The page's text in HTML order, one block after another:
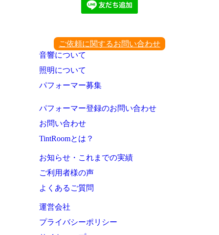
ご依頼に関するお問い合わせ
音響について
照明について
パフォーマー募集
パフォーマー登録のお問い合わせ
お問い合わせ
TintRoomとは？
お知らせ・これまでの実績
ご利用者様の声
よくあるご質問
運営会社
プライバシーポリシー